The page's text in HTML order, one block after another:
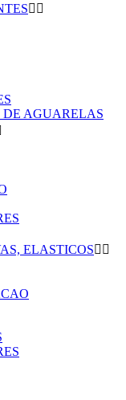
 
AGUARELAS
ELASTICOS 